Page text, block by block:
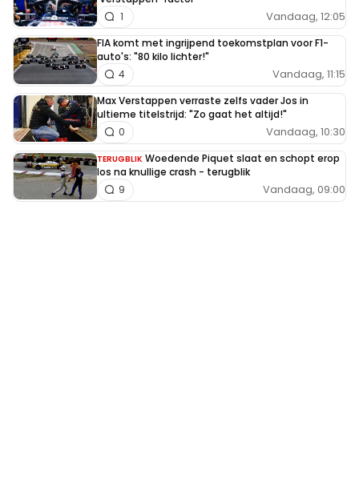
Vandaag, 12:05
1
FIA komt met ingrijpend toekomstplan voor F1-
auto's: "80 kilo lichter!"
Vandaag, 11:15
4
Max Verstappen verraste zelfs vader Jos in
ultieme titelstrijd: "Zo gaat het altijd!"
Vandaag, 10:30
0
TERUGBLIK Woedende Piquet slaat en schopt erop
los na knullige crash - terugblik
Vandaag, 09:00
9